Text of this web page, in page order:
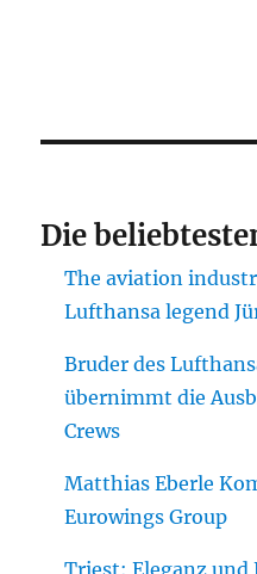
Die
The aviation
Lufthansa legend
Bruder des
übernimmt die
Crews
Matthias Eberle
Eurowings Group
Triest: Eleganz